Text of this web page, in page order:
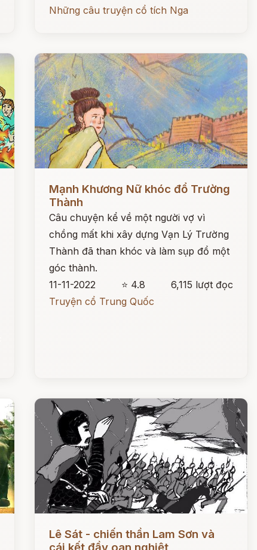
Những câu truyện cổ tích Nga
Mạnh Khương Nữ khóc đổ Trường
Thành
Câu chuyện kể về một người vợ vì
chồng mất khi xây dựng Vạn Lý Trường
Thành đã than khóc và làm sụp đổ một
góc thành.
11-11-2022
⭐ 4.8
6,115 lượt đọc
Truyện cổ Trung Quốc
Lê Sát - chiến thần Lam Sơn và